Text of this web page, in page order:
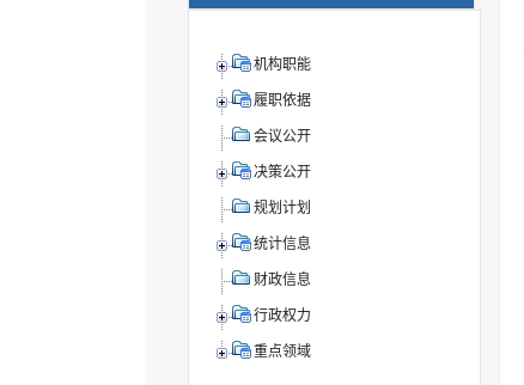
机构职能
履职依据
会议公开
决策公开
规划计划
统计信息
财政信息
行政权力
重点领域